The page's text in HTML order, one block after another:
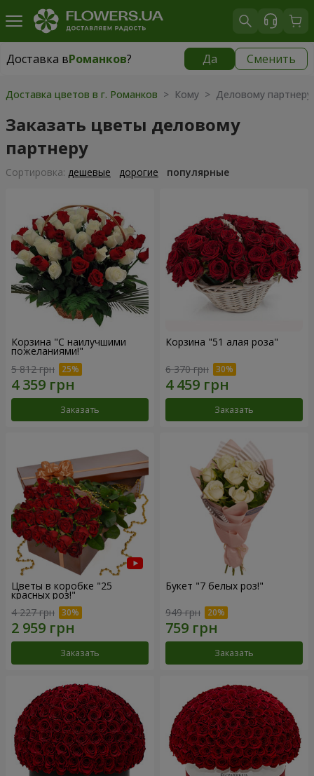
Доставка вРоманков? Да Сменить
Доставка вРоманков|
Доставка цветов в г. Романков > Кому > Деловому партнеру
Заказать цветы деловому
партнеру
Cортировка: дешевые дорогие популярные
Корзина "С наилучшими
пожеланиями!"
5 812 грн
Заказать
Корзина "51 алая роза"
6 370 грн
Заказать
Цветы в коробке "25
красных роз!"
4 227 грн
Заказать
Букет "7 белых роз!"
949 грн
Заказать